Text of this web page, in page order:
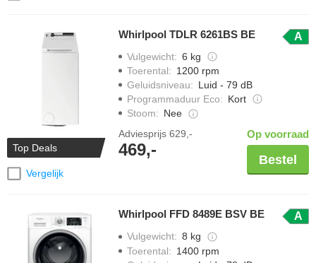
Top Deals
Vergelijk
Whirlpool TDLR 6261BS BE A
Vulgewicht: 6 kg
Toerental: 1200 rpm
Geluidsniveau: Luid - 79 dB
Programmaduur Eco: Kort
Stoom: Nee
Adviesprijs 629,-
469,-
Op voorraad
Bestel
Whirlpool FFD 8489E BSV BE A
Vulgewicht: 8 kg
Toerental: 1400 rpm